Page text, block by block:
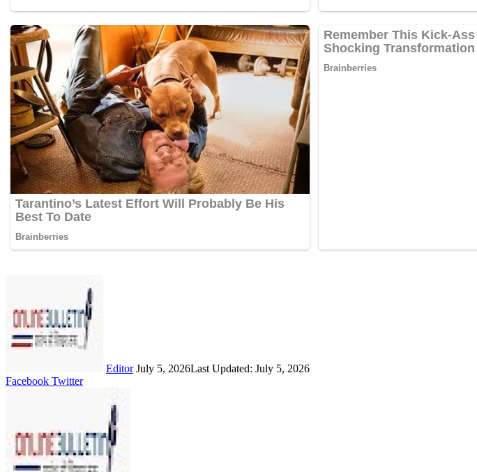
Editor July 5, 2026Last Updated: July 5, 2026
Facebook TwitterLinkedIn
Share
Print